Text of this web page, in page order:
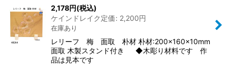
2,178円(税込)
ケインドレイク定価: 2,200円
在庫あり
レリーフ 梅 面取 朴材 朴材:200×160×10mm
面取 木製スタンド付き ◆木彫り材料です 作
品は見本です